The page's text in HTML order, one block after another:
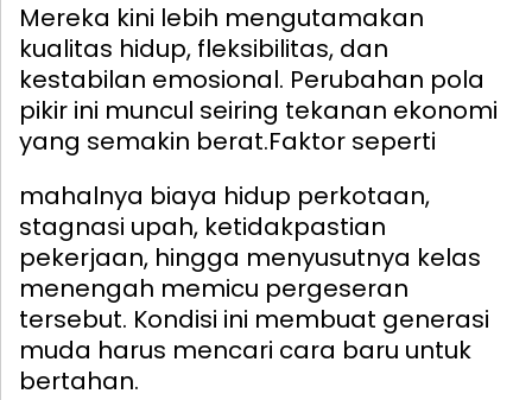
Mereka kini lebih mengutamakan
kualitas hidup, fleksibilitas, dan
kestabilan emosional. Perubahan pola
pikir ini muncul seiring tekanan ekonomi
yang semakin berat.Faktor seperti
mahalnya biaya hidup perkotaan,
stagnasi upah, ketidakpastian
pekerjaan, hingga menyusutnya kelas
menengah memicu pergeseran
tersebut. Kondisi ini membuat generasi
muda harus mencari cara baru untuk
bertahan.